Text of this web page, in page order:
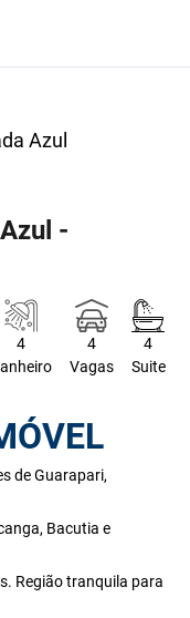
Azul
-
4
4
Vagas
4
Suite
de Guarapari,
Bacutia e
Região tranquila para